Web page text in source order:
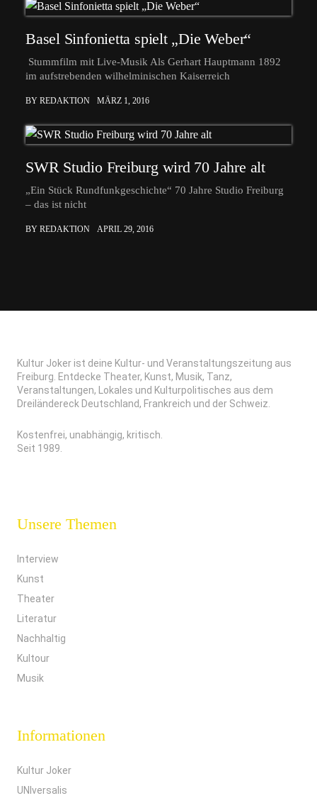
Basel Sinfonietta spielt „Die Weber“
Stummfilm mit Live-Musik Als Gerhart Hauptmann 1892
im aufstrebenden wilhelminischen Kaiserreich
BY REDAKTION MÄRZ 1, 2016
SWR Studio Freiburg wird 70 Jahre alt
„Ein Stück Rundfunkgeschichte“ 70 Jahre Studio Freiburg
– das ist nicht
BY REDAKTION APRIL 29, 2016
Kultur Joker ist deine Kultur- und Veranstaltungszeitung aus
Freiburg. Entdecke Theater, Kunst, Musik, Tanz,
Veranstaltungen, Lokales und Kulturpolitisches aus dem
Dreiländereck Deutschland, Frankreich und der Schweiz.
Kostenfrei, unabhängig, kritisch.
Seit 1989.
Unsere Themen
Interview
Kunst
Theater
Literatur
Nachhaltig
Kultour
Musik
Informationen
Kultur Joker
UNIversalis